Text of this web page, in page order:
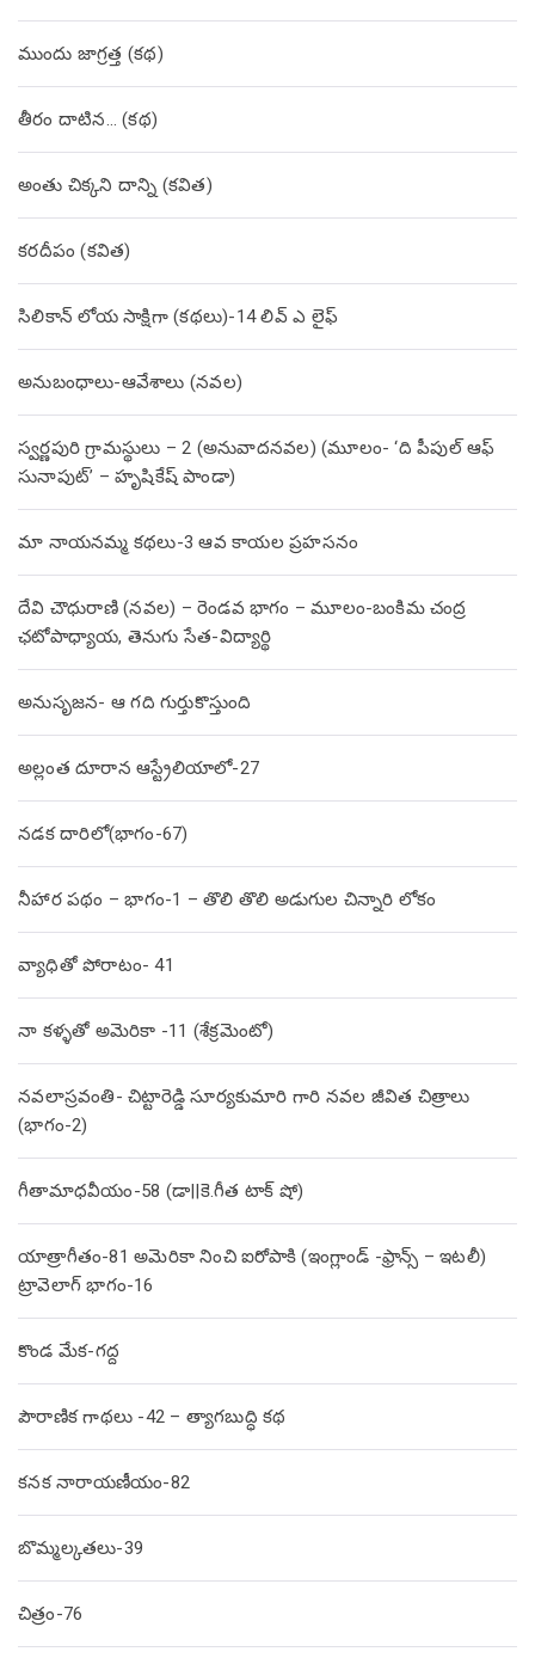
ముందు జాగ్రత్త (క‌థ‌)
తీరం దాటిన… (క‌థ‌)
అంతు చిక్కని దాన్ని (కవిత)
కరదీపం (కవిత)
సిలికాన్ లోయ సాక్షిగా (కథలు)-14 లివ్ ఎ లైఫ్
అనుబంధాలు-ఆవేశాలు (నవల)
స్వర్ణపురి గ్రామస్థులు – 2 (అనువాదనవల) (మూలం- ‘ది పీపుల్ ఆఫ్
సునాపుట్’ – హృషికేష్ పాండా)
మా నాయనమ్మ కథలు-3 ఆవ కాయల ప్రహసనం
దేవి చౌధురాణి (నవల) – రెండవ భాగం – మూలం-బంకిమ చంద్ర
ఛటోపాధ్యాయ, తెనుగు సేత-విద్యార్థి
అనుసృజన- ఆ గది గుర్తుకొస్తుంది
అల్లంత దూరాన ఆస్ట్రేలియాలో-27
నడక దారిలో(భాగం-67)
నీహార పథం – భాగం-1 – తొలి తొలి అడుగుల చిన్నారి లోకం
వ్యాధితో పోరాటం- 41
నా కళ్ళతో అమెరికా -11 (శేక్రమెంటో)
నవలాస్రవంతి- చిట్టారెడ్డి సూర్యకుమారి గారి నవల జీవిత చిత్రాలు
(భాగం-2)
గీతామాధవీయం-58 (డా||కె.గీత టాక్ షో)
యాత్రాగీతం-81 అమెరికా నించి ఐరోపాకి (ఇంగ్లాండ్ -ఫ్రాన్స్ – ఇటలీ)
ట్రావెలాగ్ భాగం-16
కొండ మేక-గద్ద
పౌరాణిక గాథలు -42 – త్యాగబుద్ధి కథ
కనక నారాయణీయం-82
బొమ్మల్కతలు-39
చిత్రం-76